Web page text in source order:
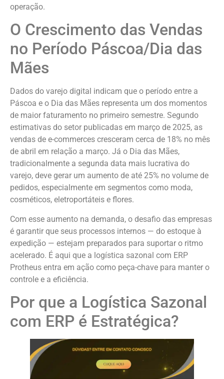
operação.
O Crescimento das Vendas
no Período Páscoa/Dia das
Mães
Dados do varejo digital indicam que o período entre a
Páscoa e o Dia das Mães representa um dos momentos
de maior faturamento no primeiro semestre. Segundo
estimativas do setor publicadas em março de 2025, as
vendas de e-commerces cresceram cerca de 18% no mês
de abril em relação a março. Já o Dia das Mães,
tradicionalmente a segunda data mais lucrativa do
varejo, deve gerar um aumento de até 25% no volume de
pedidos, especialmente em segmentos como moda,
cosméticos, eletroportáteis e flores.
Com esse aumento na demanda, o desafio das empresas
é garantir que seus processos internos — do estoque à
expedição — estejam preparados para suportar o ritmo
acelerado. É aqui que a logística sazonal com ERP
Protheus entra em ação como peça-chave para manter o
controle e a eficiência.
Por que a Logística Sazonal
com ERP é Estratégica?